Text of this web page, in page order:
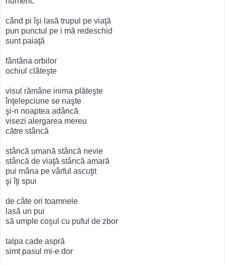
când pi îşi lasă trupul pe viaţă
pun punctul pe i mă redeschid
sunt paiaţă
fântâna orbilor
ochiul clăteşte
visul rămâne inima plăteşte
înţelepciune se naşte
şi-n noaptea adâncă
visezi alergarea mereu
către stâncă
stâncă umană stâncă nevie
stâncă de viaţă stâncă amară
pui mâna pe vârful ascuţit
şi îţi spui
de câte ori toamnele
lasă un pui
să umple coşul cu puful de zbor
talpa cade aspră
simt pasul mi-e dor